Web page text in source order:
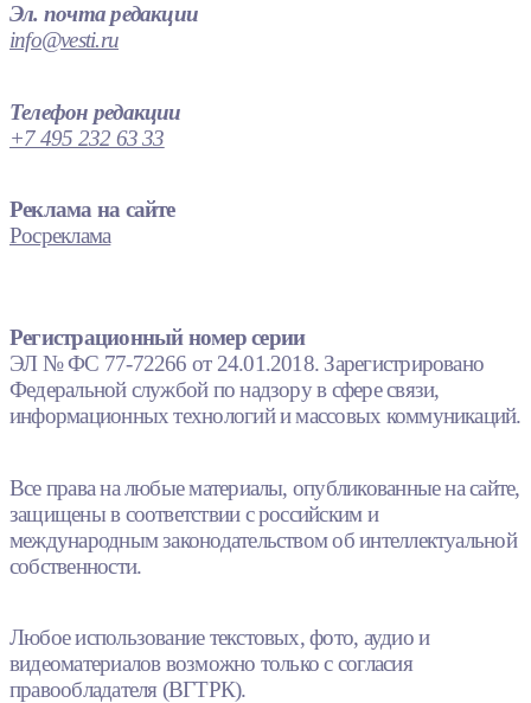
Эл. почта редакции
info@vesti.ru
Телефон редакции
+7 495 232 63 33
Реклама на сайте
Росреклама
Регистрационный номер серии
ЭЛ № ФС 77-72266 от 24.01.2018. Зарегистрировано
Федеральной службой по надзору в сфере связи,
информационных технологий и массовых коммуникаций.
Все права на любые материалы, опубликованные на сайте,
защищены в соответствии с российским и
международным законодательством об интеллектуальной
собственности.
Любое использование текстовых, фото, аудио и
видеоматериалов возможно только с согласия
правообладателя (ВГТРК).